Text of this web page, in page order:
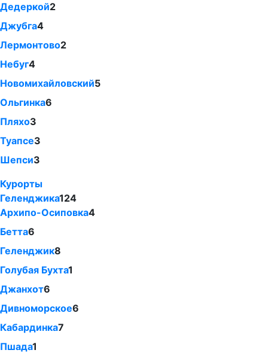
Дедеркой2
Джубга4
Лермонтово2
Небуг4
Новомихайловский5
Ольгинка6
Пляхо3
Туапсе3
Шепси3
Курорты
Геленджика124
Архипо-Осиповка4
Бетта6
Геленджик8
Голубая Бухта1
Джанхот6
Дивноморское6
Кабардинка7
Пшада1